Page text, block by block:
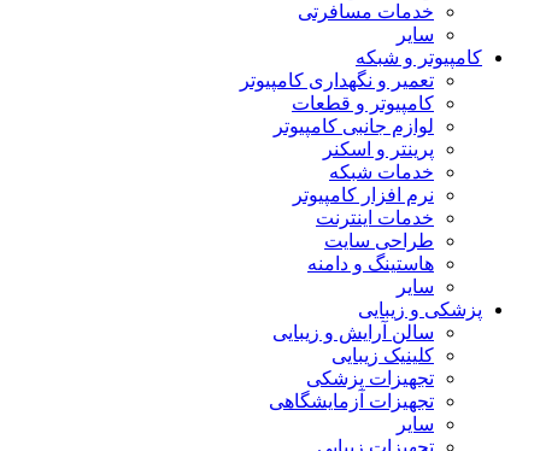
خدمات مسافرتی
سایر
کامپیوتر و شبکه
تعمیر و نگهداری کامپیوتر
کامپیوتر و قطعات
لوازم جانبی کامپیوتر
پرینتر و اسکنر
خدمات شبکه
نرم افزار کامپیوتر
خدمات اینترنت
طراحی سایت
هاستینگ و دامنه
سایر
پزشکی و زیبایی
سالن آرایش و زیبایی
کلینیک زیبایی
تجهیزات پزشکی
تجهیزات آزمایشگاهی
سایر